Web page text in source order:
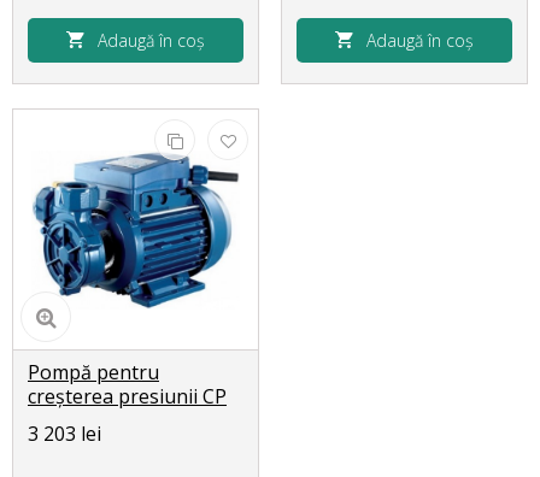
Adaugă în coș Adaugă în coș
Pompă pentru
creșterea presiunii CP
45 230-50
3 203 lei